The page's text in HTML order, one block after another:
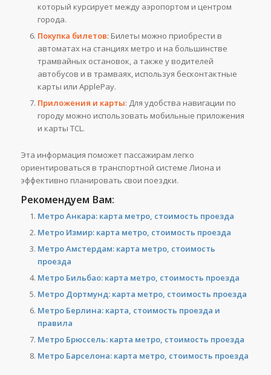
который курсирует между аэропортом и центром
города.
Покупка билетов: Билеты можно приобрести в
автоматах на станциях метро и на большинстве
трамвайных остановок, а также у водителей
автобусов и в трамваях, используя бесконтактные
карты или ApplePay.
Приложения и карты: Для удобства навигации по
городу можно использовать мобильные приложения
и карты TCL.
Эта информация поможет пассажирам легко
ориентироваться в транспортной системе Лиона и
эффективно планировать свои поездки​​.
Рекомендуем Вам:
Метро Анкара: карта метро, стоимость проезда
Метро Измир: карта метро, стоимость проезда
Метро Амстердам: карта метро, стоимость
проезда
Метро Бильбао: карта метро, стоимость проезда
Метро Дортмунд: карта метро, стоимость проезда
Метро Берлина: карта, стоимость проезда и
правила
Метро Брюссель: карта метро, стоимость проезда
Метро Барселона: карта метро, стоимость проезда